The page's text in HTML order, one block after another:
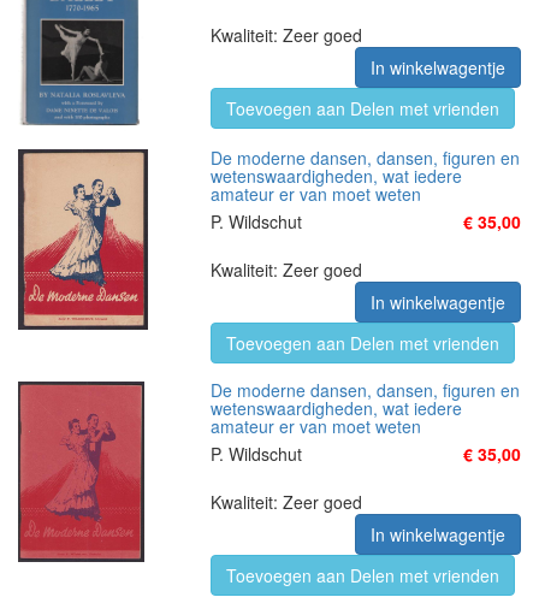
Kwaliteit: Zeer goed
In winkelwagentje
Toevoegen aan Delen met vrienden
De moderne dansen, dansen, figuren en
wetenswaardigheden, wat iedere
amateur er van moet weten
P. Wildschut
€ 35,00
Kwaliteit: Zeer goed
In winkelwagentje
Toevoegen aan Delen met vrienden
De moderne dansen, dansen, figuren en
wetenswaardigheden, wat iedere
amateur er van moet weten
P. Wildschut
€ 35,00
Kwaliteit: Zeer goed
In winkelwagentje
Toevoegen aan Delen met vrienden